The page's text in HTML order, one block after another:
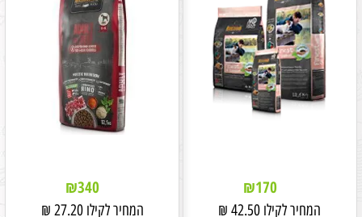
₪170
המחיר לקילו 42.50
₪
₪340
המחיר לקילו 27.20
₪